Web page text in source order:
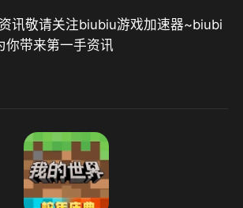
讯敬请关注biubiu游戏加速器~biubi
你带来第一手资讯